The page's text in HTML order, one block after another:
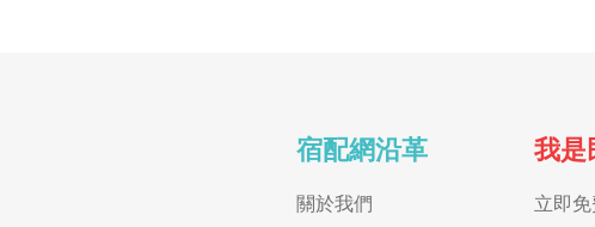
宿配網沿革
關於我們
我是
立即